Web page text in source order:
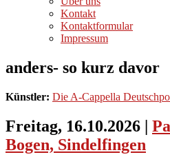
Kontakt
Kontaktformular
Impressum
anders- so kurz davor
Künstler: Die A-Cappella
Freitag, 16.10.2026 |
Bogen, Sindelfingen